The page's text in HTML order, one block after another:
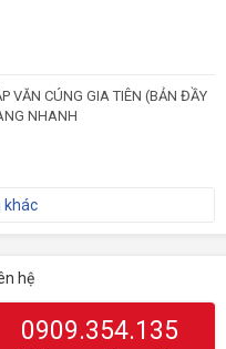
VĂN CÚNG GIA TIÊN (BẢN ĐẦY
NHANH
khác
hệ
0909.354.135